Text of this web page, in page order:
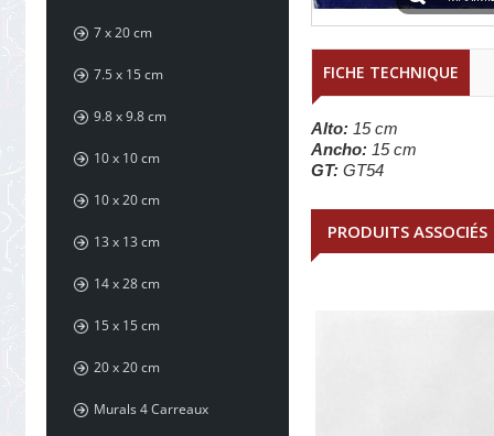
7 x 20 cm
7.5 x 15 cm
9.8 x 9.8 cm
10 x 10 cm
10 x 20 cm
13 x 13 cm
14 x 28 cm
15 x 15 cm
20 x 20 cm
Murals 4 Carreaux
FICHE TECHNIQUE
Alto: 15 cm
Ancho: 15 cm
GT: GT54
PRODUITS ASSOCIÉS